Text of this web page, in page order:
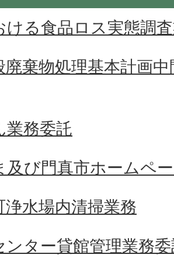
ける食品ロス実態調
廃棄物処理基本計画
業務委託
及び門真市ホームペ
浄水場内清掃業務
ンター貸館管理業務